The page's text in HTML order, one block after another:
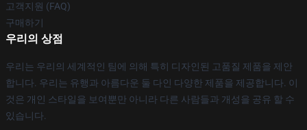
고객지원 (FAQ)
구매하기
우리의 상점
우리는 우리의 세계적인 팀에 의해 특히 디자인된 고품질 제품을 제안
합니다. 우리는 유행과 아름다운 둘 다인 다양한 제품을 제공합니다. 이
것은 개인 스타일을 보여뿐만 아니라 다른 사람들과 개성을 공유 할 수
있습니다.